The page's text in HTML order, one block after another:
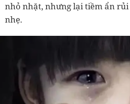
nhỏ nhặt, nhưng lại tiềm ẩn
nhẹ.